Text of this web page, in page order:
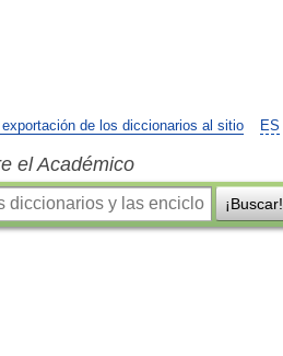
ES
exportación de los diccionarios al sitio
el Académico
¡Buscar!